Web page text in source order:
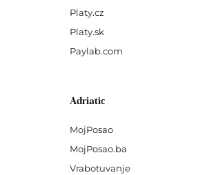
Platy.cz
Platy.sk
Paylab.com
Adriatic
MojPosao
MojPosao.ba
Vrabotuvanje